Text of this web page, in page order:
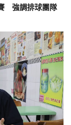
強調排球團隊